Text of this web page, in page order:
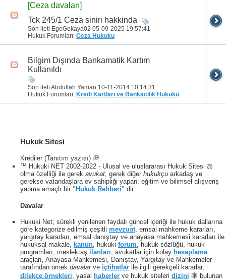
[Ceza davaları]
Tck 245/1 Ceza siniri hakkinda
Son ileti EgeGokaya02 05-09-2025 19:57:41
Hukuk Forumları: Ceza Hukuku
Bilgim Dışında Bankamatik Kartım
Kullanıldı
Son ileti Abdullah Yaman 10-11-2014 10:14:31
Hukuk Forumları: Kredi Kartları ve Bankacılık Hukuku
Hukuk Sitesi
Krediler (Tanıtım yazısı) 💭
™ Hukuki NET 2002-2022 - Ulusal ve uluslararası Hukuk Sitesi ⚖️
olma özelliği ile gerek avukat, gerek diğer hukukçu arkadaş ve
gerekse vatandaşlara ev sahipliği yapan, eğitim ve bilimsel alışveriş
yapma amaçlı bir "Hukuk Rehberi" dir.
Davalar
Hukuki Net; sürekli yenilenen faydalı güncel içeriği ile hukuk dallarına
göre kategorize edilmiş çeşitli mevzuat , emsal mahkeme kararları,
yargıtay kararları, emsal danıştay ve anayasa mahkemesi kararları ile
hukuksal makale,
kanun , hukuki forum , hukuk sözlüğü, hukuk
programları, meslektaş ilanları , avukatlar için kolay hesaplama
araçları, Anayasa Mahkemesi, Danıştay, Yargıtay ve Mahkemeler
tarafından örnek davalarve içtihatlar ile ilgili gerekçeli kararlar,
dilekçe örnekleri , yasal haberler ve hukuk siteleri dizini 🕸 bulunan